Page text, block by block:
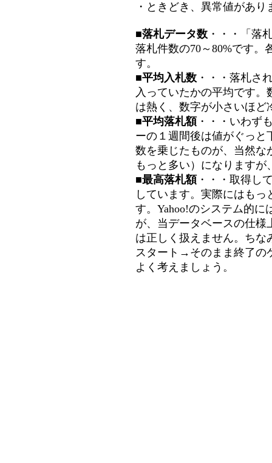
・ときどき、異常値があ
■落札データ数 ・・・「落
落札件数の70～80%です。
す。
■平均入札数 ・・・落札さ
入っていたかの平均です
は熱く、数字が小さいほど
■平均落札額 ・・・いわず
ーの１週間後は値がぐっと
数を乗じたものが、当然な
もっと多い）になります
■最高落札額 ・・・取得し
しています。実際にはも
す。Yahoo!のシステム的に
が、当データベースの仕様
は正しく扱えません。ちな
スタート→そのまま終了の
よく考えましょう。